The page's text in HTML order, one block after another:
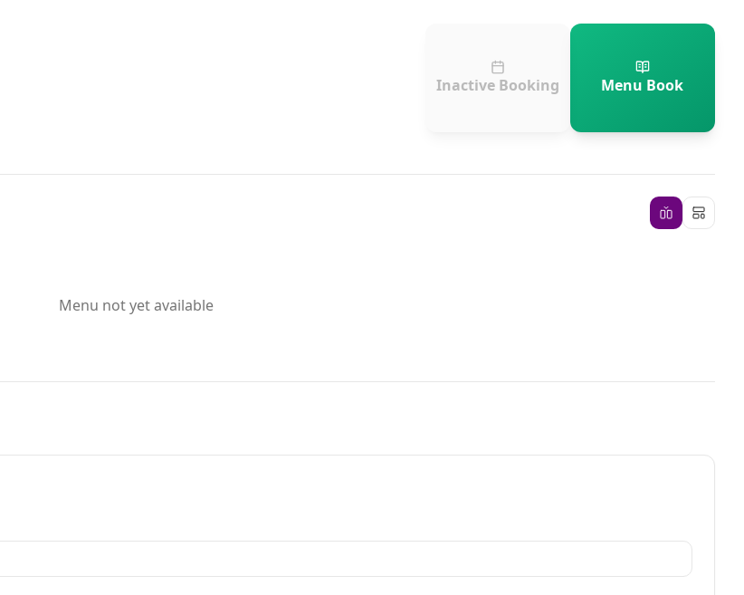
Inactive Booking Menu Book
Menu not yet available